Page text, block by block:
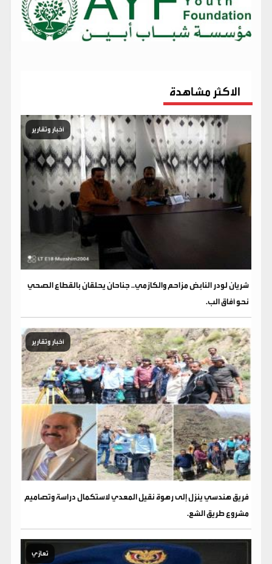
الاكثر مشاهدة
أخبار وتقارير
شريان لودر النابض مزاحم والكازمي.. جناحان يحلقان بالقطاع الصحي
نحو آفاق الب.
أخبار وتقارير
فريق هندسي ينزل إلى رهوة نقيل المعدي لاستكمال دراسة وتصاميم
مشروع طريق الشع.
تعازي